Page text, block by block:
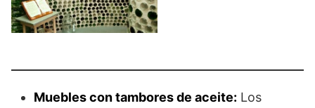
Muebles con tambores de aceite: Los